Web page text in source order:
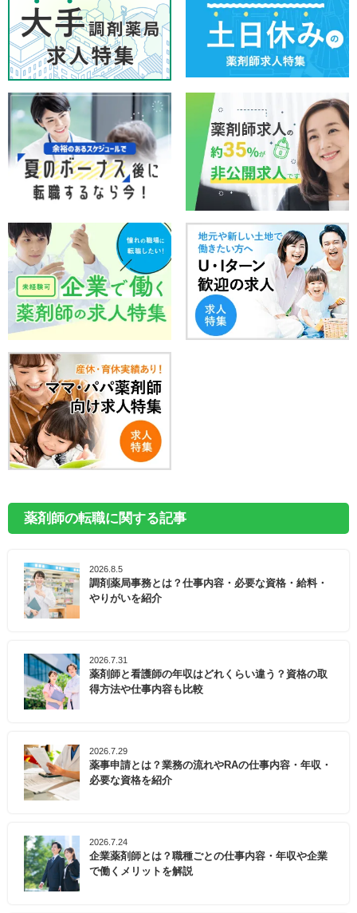
薬剤師の転職に関する記事
2026.8.5
調剤薬局事務とは？仕事内容・必要な資格・給料・
やりがいを紹介
2026.7.31
薬剤師と看護師の年収はどれくらい違う？資格の取
得方法や仕事内容も比較
2026.7.29
薬事申請とは？業務の流れやRAの仕事内容・年収・
必要な資格を紹介
2026.7.24
企業薬剤師とは？職種ごとの仕事内容・年収や企業
で働くメリットを解説